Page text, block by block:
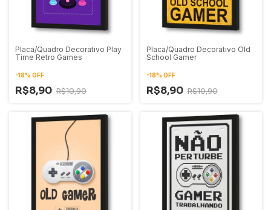
Placa/Quadro Decorativo Play
Time Retro Games
-18% OFF
R$8,90 R$10,90
Placa/Quadro Decorativo Old
School Gamer
-18% OFF
R$8,90 R$10,90